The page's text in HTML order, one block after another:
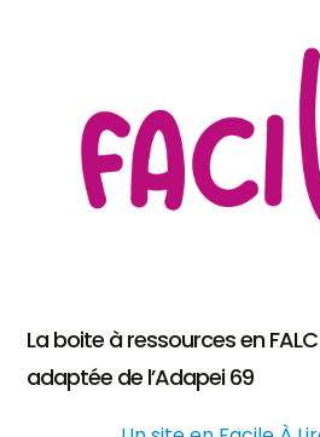
La boite à ressources en
adaptée de l’Adapei 69